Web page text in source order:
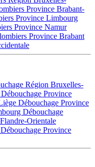
Province Brabant-
Province Limbourg
Province Namur
Province Brabant
Région Bruxelles-
Débouchage Province
Débouchage Province
Débouchage
Orientale
Débouchage Province